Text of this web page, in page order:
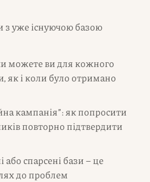
з уже існуючою базою
можете ви для кожного
як і коли було отримано
кампанія”: як попросити
повторно підтвердити
спарсені бази – це
до проблем